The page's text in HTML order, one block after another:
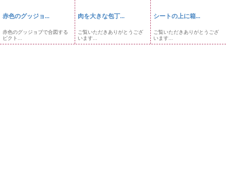
赤色のグッジョ...
赤色のグッジョブで合図する
ピクト...
肉を大きな包丁...
ご覧いただきありがとうござ
います...
シートの上に箱...
ご覧いただきありがとうござ
います...